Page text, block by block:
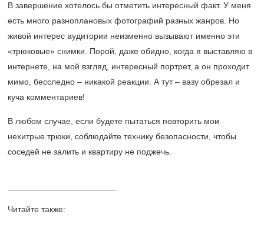
В завершение хотелось бы отметить интересный факт. У меня
есть много разноплановых фотографий разных жанров. Но
живой интерес аудитории неизменно вызывают именно эти
«трюковые» снимки. Порой, даже обидно, когда я выставляю в
интернете, на мой взгляд, интересный портрет, а он проходит
мимо, бесследно – никакой реакции. А тут – вазу обрезал и
куча комментариев!
В любом случае, если будете пытаться повторить мои
нехитрые трюки, соблюдайте технику безопасности, чтобы
соседей не залить и квартиру не поджечь.
Читайте также: